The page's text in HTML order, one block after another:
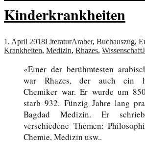
Kinderkrankheiten
1. April 2018LiteraturAraber, Buchauszug,
Krankheiten, Medizin, Rhazes, Wissenschaft
«Einer der berühmtesten
war Rhazes, der auch ein
Chemiker war. Er wurde um
starb 932. Fünzig Jahre lang
Bagdad Medizin. Er
verschiedene Themen:
Chemie, Medizin usw..